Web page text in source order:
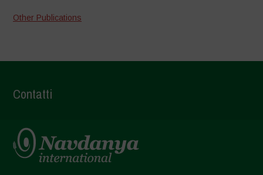
Other Publications
Contatti